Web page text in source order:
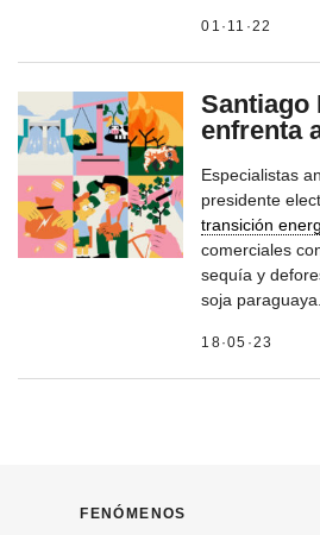
01·11·22
Santiago
enfrenta
Especialistas
presidente
transición
comerciales
sequía y
soja paraguaya.
18·05·23
fenómenos